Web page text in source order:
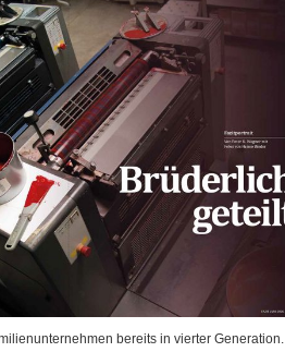
bereits in vierter Generation.